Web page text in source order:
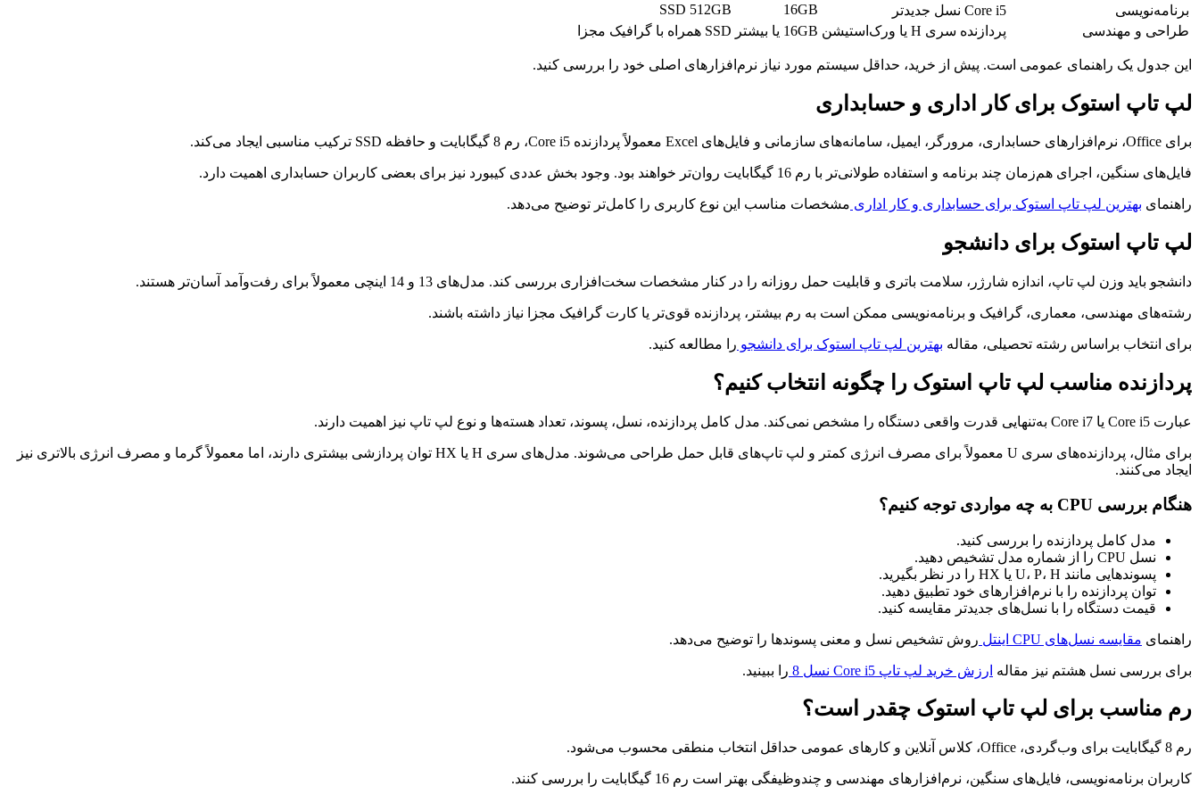
برنامه‌نویسی
Core i5 نسل جدیدتر 16GB
SSD 512GB
طراحی و مهندسی
پردازنده سری H یا ورک‌استیشن 16GB یا بیشتر SSD همراه با گرافیک مجزا
این جدول یک راهنمای عمومی است. پیش از خرید، حداقل سیستم مورد نیاز نرم‌افزارهای اصلی خود را بررسی کنید.
لپ تاپ استوک برای کار اداری و حسابداری
برای Office، نرم‌افزارهای حسابداری، مرورگر، ایمیل، سامانه‌های سازمانی و فایل‌های Excel معمولاً پردازنده Core i5، رم 8 گیگابایت و حافظه SSD ترکیب مناسبی ایجاد می‌کند.
فایل‌های سنگین، اجرای هم‌زمان چند برنامه و استفاده طولانی‌تر با رم 16 گیگابایت روان‌تر خواهند بود. وجود بخش عددی کیبورد نیز برای بعضی کاربران حسابداری اهمیت دارد.
راهنمای بهترین لپ تاپ استوک برای حسابداری و کار اداری مشخصات مناسب این نوع کاربری را کامل‌تر توضیح می‌دهد.
لپ تاپ استوک برای دانشجو
دانشجو باید وزن لپ تاپ، اندازه شارژر، سلامت باتری و قابلیت حمل روزانه را در کنار مشخصات سخت‌افزاری بررسی کند. مدل‌های 13 و 14 اینچی معمولاً برای رفت‌وآمد آسان‌تر هستند.
رشته‌های مهندسی، معماری، گرافیک و برنامه‌نویسی ممکن است به رم بیشتر، پردازنده قوی‌تر یا کارت گرافیک مجزا نیاز داشته باشند.
برای انتخاب براساس رشته تحصیلی، مقاله بهترین لپ تاپ استوک برای دانشجو را مطالعه کنید.
پردازنده مناسب لپ تاپ استوک را چگونه انتخاب کنیم؟
عبارت Core i5 یا Core i7 به‌تنهایی قدرت واقعی دستگاه را مشخص نمی‌کند. مدل کامل پردازنده، نسل، پسوند، تعداد هسته‌ها و نوع لپ تاپ نیز اهمیت دارند.
برای مثال، پردازنده‌های سری U معمولاً برای مصرف انرژی کمتر و لپ تاپ‌های قابل حمل طراحی می‌شوند. مدل‌های سری H یا HX توان پردازشی بیشتری دارند، اما معمولاً گرما و مصرف انرژی بالاتری نیز
ایجاد می‌کنند.
هنگام بررسی CPU به چه مواردی توجه کنیم؟
مدل کامل پردازنده را بررسی کنید.
نسل CPU را از شماره مدل تشخیص دهید.
پسوندهایی مانند U، P، H یا HX را در نظر بگیرید.
توان پردازنده را با نرم‌افزارهای خود تطبیق دهید.
قیمت دستگاه را با نسل‌های جدیدتر مقایسه کنید.
راهنمای مقایسه نسل‌های CPU اینتل روش تشخیص نسل و معنی پسوندها را توضیح می‌دهد.
برای بررسی نسل هشتم نیز مقاله ارزش خرید لپ تاپ Core i5 نسل 8 را ببینید.
رم مناسب برای لپ تاپ استوک چقدر است؟
رم 8 گیگابایت برای وب‌گردی، Office، کلاس آنلاین و کارهای عمومی حداقل انتخاب منطقی محسوب می‌شود.
کاربران برنامه‌نویسی، فایل‌های سنگین، نرم‌افزارهای مهندسی و چندوظیفگی بهتر است رم 16 گیگابایت را بررسی کنند.